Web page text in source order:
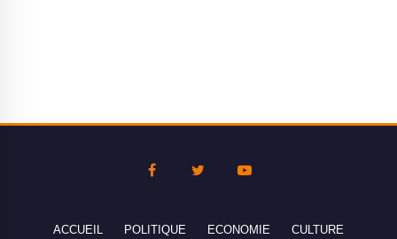
ACCUEIL POLITIQUE ECONOMIE CULTURE